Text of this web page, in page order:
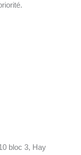
bloc 3, Hay